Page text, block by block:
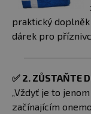
praktický
dárek pro
✅ 2. ZŮSTAŇTE
„Vždyť je to
začínajícím